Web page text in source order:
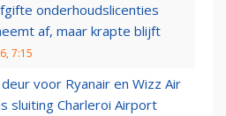
onderhoudslicenties
af, maar krapte blijft
7:15
voor Ryanair en Wizz Air
sluiting Charleroi Airport